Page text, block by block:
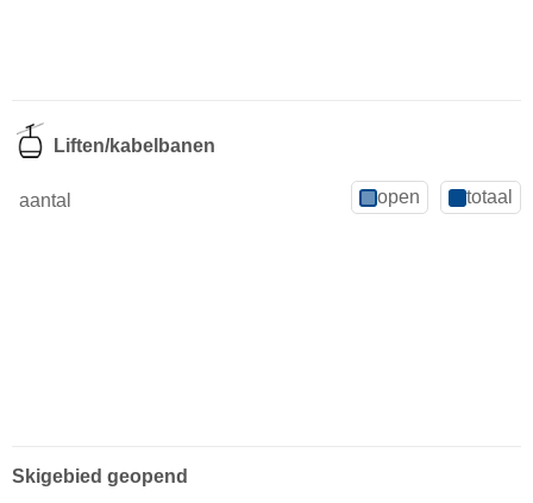
Liften/kabelbanen
aantal open totaal
Skigebied geopend